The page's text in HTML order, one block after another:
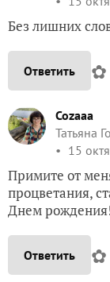
Без лишних
Ответить ✿
Cozaaa
Татьяна
15
Примите от
процветания,
Днем
Ответить ✿